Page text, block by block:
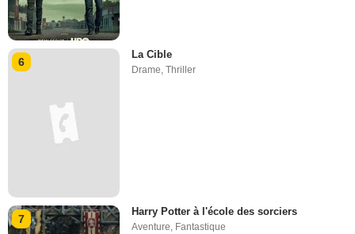
6
La Cible
Drame,Thriller
7
Harry Potter à l'école des sorciers
Aventure, Fantastique